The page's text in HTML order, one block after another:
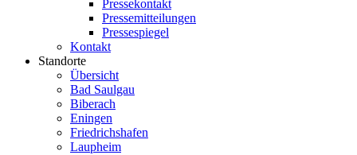
Pressekontakt
Pressemitteilungen
Pressespiegel
Kontakt
Standorte
Übersicht
Bad Saulgau
Biberach
Eningen
Friedrichshafen
Laupheim